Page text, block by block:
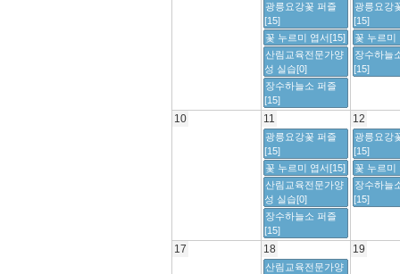
10 11 12
17 18 19
광릉요강꽃 퍼즐
[15]
광릉요강
[15]
꽃 누르미 엽서[15]
꽃 누르미
산림교육전문가양
성 실습[0]
장수하늘
[15]
장수하늘소 퍼즐
[15]
광릉요강꽃 퍼즐
[15]
광릉요강
[15]
꽃 누르미 엽서[15]
꽃 누르미
산림교육전문가양
성 실습[0]
장수하늘
[15]
장수하늘소 퍼즐
[15]
산림교육전문가양